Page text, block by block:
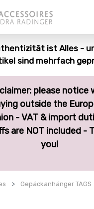
ist Alles -
sind mehrfach
please notice
outside the
- VAT & import
are NOT included -
you!
Gepäckanhänger TAGS